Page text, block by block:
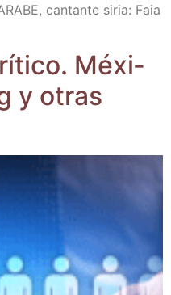
can­tan­te siria: Faia
Méxi­
y otras